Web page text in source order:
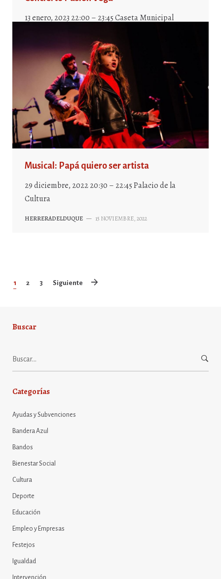
13 enero, 2023 22:00 – 23:45 Caseta Municipal
HERRERADELDUQUE — 20 DICIEMBRE, 2022
Musical: Papá quiero ser artista
29 diciembre, 2022 20:30 – 22:45 Palacio de la
Cultura
HERRERADELDUQUE — 15 NOVIEMBRE, 2022
1 2 3 Siguiente
Buscar
Categorías
Ayudas y Subvenciones
Bandera Azul
Bandos
Bienestar Social
Cultura
Deporte
Educación
Empleo y Empresas
Festejos
Igualdad
Intervención